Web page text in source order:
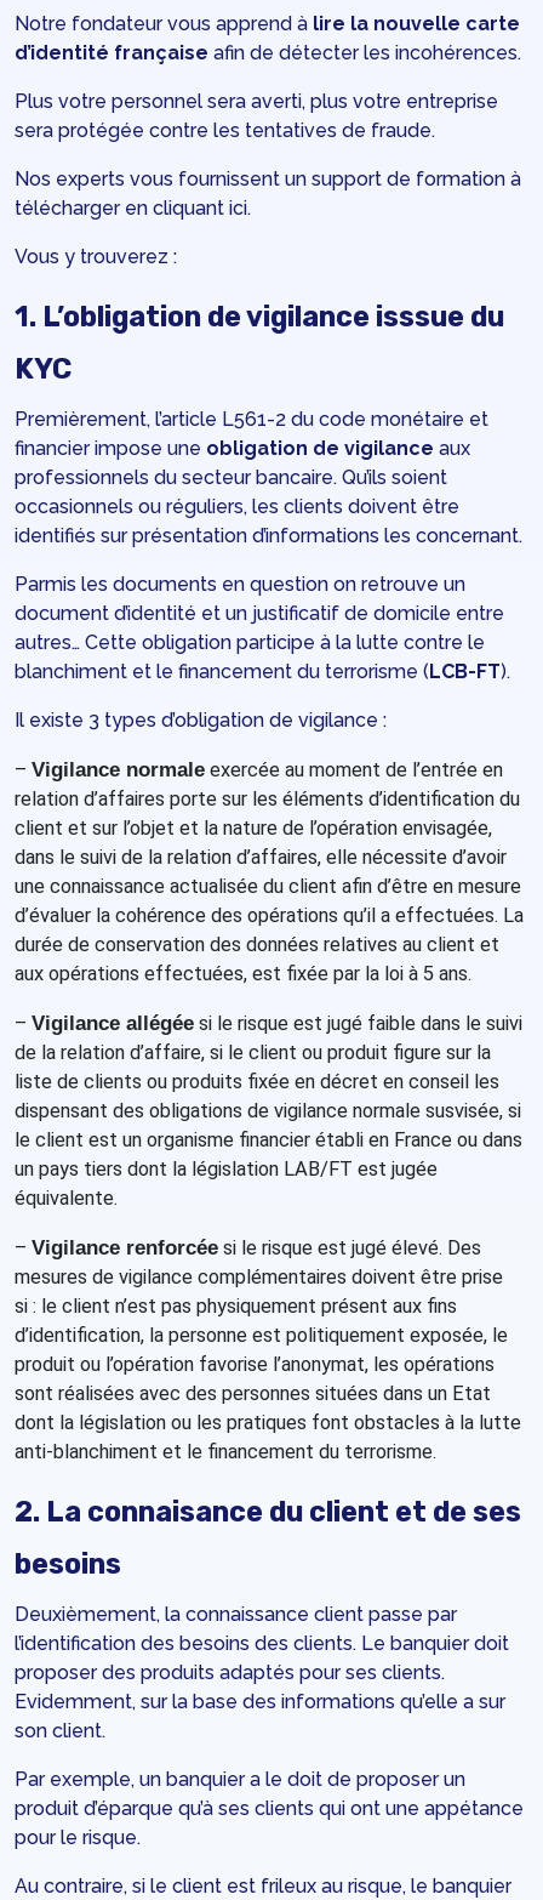
Notre fondateur vous apprend à lire la nouvelle carte
d’identité française afin de détecter les incohérences.
Plus votre personnel sera averti, plus votre entreprise
sera protégée contre les tentatives de fraude.
Nos experts vous fournissent un support de formation à
télécharger en cliquant ici.
Vous y trouverez :
1. L’obligation de vigilance isssue du
KYC
Premièrement, l’article L561-2 du code monétaire et
financier impose une obligation de vigilance aux
professionnels du secteur bancaire. Qu’ils soient
occasionnels ou réguliers, les clients doivent être
identifiés sur présentation d’informations les concernant.
Parmis les documents en question on retrouve un
document d’identité et un justificatif de domicile entre
autres… Cette obligation participe à la lutte contre le
blanchiment et le financement du terrorisme ( LCB-FT).
Il existe 3 types d’obligation de vigilance :
– Vigilance normale exercée au moment de l’entrée en
relation d’affaires porte sur les éléments d’identification du
client et sur l’objet et la nature de l’opération envisagée,
dans le suivi de la relation d’affaires, elle nécessite d’avoir
une connaissance actualisée du client afin d’être en mesure
d’évaluer la cohérence des opérations qu’il a effectuées. La
durée de conservation des données relatives au client et
aux opérations effectuées, est fixée par la loi à 5 ans.
– Vigilance allégée si le risque est jugé faible dans le suivi
de la relation d’affaire, si le client ou produit figure sur la
liste de clients ou produits fixée en décret en conseil les
dispensant des obligations de vigilance normale susvisée, si
le client est un organisme financier établi en France ou dans
un pays tiers dont la législation LAB/FT est jugée
équivalente.
– Vigilance renforcée si le risque est jugé élevé. Des
mesures de vigilance complémentaires doivent être prise
si : le client n’est pas physiquement présent aux fins
d’identification, la personne est politiquement exposée, le
produit ou l’opération favorise l’anonymat, les opérations
sont réalisées avec des personnes situées dans un Etat
dont la législation ou les pratiques font obstacles à la lutte
anti-blanchiment et le financement du terrorisme.
2. La connaisance du client et de ses
besoins
Deuxièmement, la connaissance client passe par
l’identification des besoins des clients. Le banquier doit
proposer des produits adaptés pour ses clients.
Evidemment, sur la base des informations qu’elle a sur
son client.
Par exemple, un banquier a le doit de proposer un
produit d’éparque qu’à ses clients qui ont une appétance
pour le risque.
Au contraire, si le client est frileux au risque, le banquier